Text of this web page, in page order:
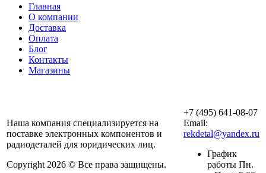
Главная
О компании
Доставка
Оплата
Блог
Контакты
Магазины
Наша компания специализируется на
поставке электронных компонентов и
радиодеталей для юридических лиц.
Copyright 2026 © Все права защищены.
+7 (495) 641-08-07
Email:
rekdetal@yandex.ru
График
работы Пн.